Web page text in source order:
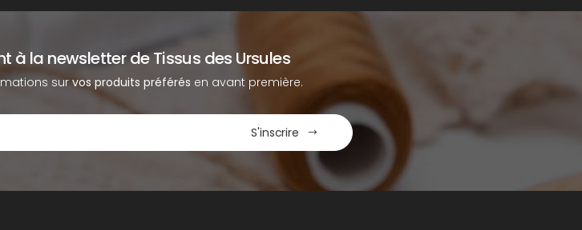
à la newsletter de Tissus des Ursules
survos produits préférés en avant première.
S'inscrire